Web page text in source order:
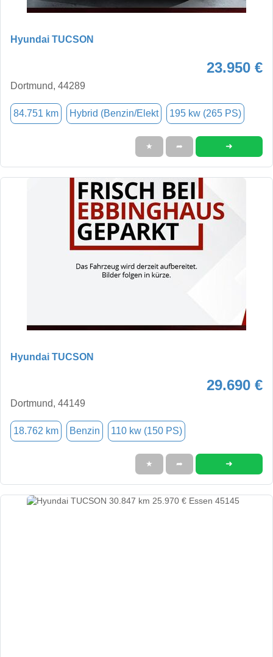
Hyundai TUCSON
23.950 €
Dortmund, 44289
84.751 km Hybrid (Benzin/Elekt 195 kw (265 PS)
★ ➦ ➜
Hyundai TUCSON
29.690 €
Dortmund, 44149
18.762 km Benzin 110 kw (150 PS)
★ ➦ ➜